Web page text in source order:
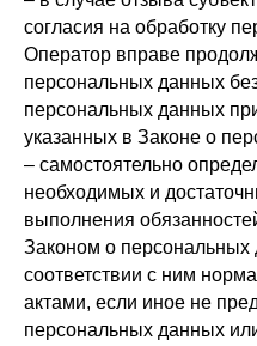
согласия на обработку
Оператор вправе
персональных данных
персональных данных
указанных в Законе о
– самостоятельно
необходимых и
выполнения
Законом о
соответствии с ним
актами, если иное не
персональных данных